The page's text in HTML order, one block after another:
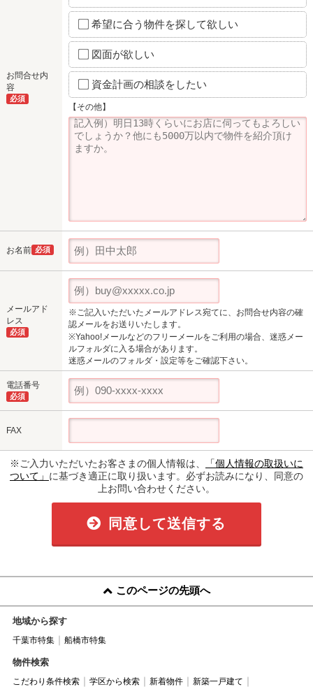
お問合せ内
容
必須
希望に合う物件を探して欲しい
図面が欲しい
資金計画の相談をしたい
【その他】
お名前 必須
メールアド
レス
必須
※ご記入いただいたメールアドレス宛てに、お問合せ内容の確
認メールをお送りいたします。
※Yahoo!メールなどのフリーメールをご利用の場合、迷惑メー
ルフォルダに入る場合があります。
迷惑メールのフォルダ・設定等をご確認下さい。
電話番号
必須
FAX
※ご入力いただいたお客さまの個人情報は、
「個人情報の取扱いに
ついて」 に基づき適正に取り扱います。必ずお読みになり、同意の
上お問い合わせください。
同意して送信する
このページの先頭へ
地域から探す
千葉市特集 船橋市特集
物件検索
こだわり条件検索 学区から検索 新着物件
新築一戸建て